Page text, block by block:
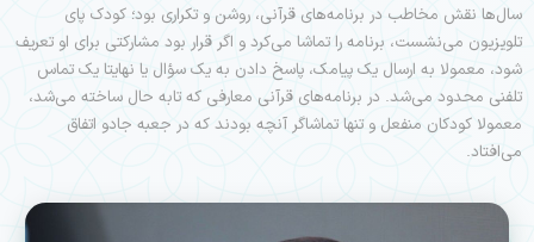
سال‌ها نقش مخاطب در برنامه‌های قرآنی، روشن و تکراری بود؛ کودک پای
تلویزیون می‌نشست، برنامه را تماشا می‌کرد و اگر قرار بود مشارکتی برای او تعریف
شود، معمولا به ارسال یک پیامک، پاسخ دادن به یک سؤال یا نهایتا یک تماس
تلفنی محدود می‌شد. در برنامه‌های قرآنی معارفی که تا‌به حال ساخته می‌شد،
معمولا کودکان منفعل و تنها تماشاگر آنچه بودند که در جعبه جادو اتفاق
می‌افتاد.